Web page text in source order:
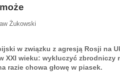
Żukowski
w związku z agresją Rosji na
XXI wieku: wykluczyć zbrodniczy
razie chowa głowę w piasek.